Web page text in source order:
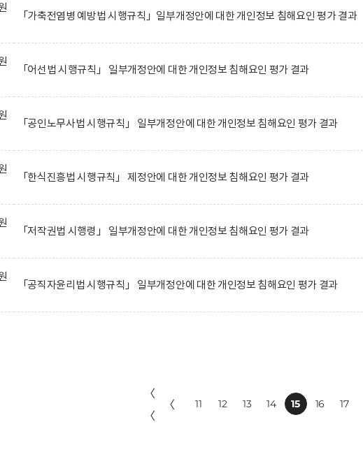
「가축전염병 예방법 시행규칙」일부개정안에 대한 개인정보 침해요인 평가 결과
「어선법 시행규칙」 일부개정안에 대한 개인정보 침해요인 평가 결과
「공인노무사법 시행규칙」 일부개정안에 대한 개인정보 침해요인 평가 결과
「한식진흥법 시행규칙」 제정안에 대한 개인정보 침해요인 평가 결과
「저작권법 시행령」 일부개정안에 대한 개인정보 침해요인 평가 결과
「공직자윤리법 시행규칙」 일부개정안에 대한 개인정보 침해요인 평가 결과
〈
〈
〈 11 12 13 14 15 16 17